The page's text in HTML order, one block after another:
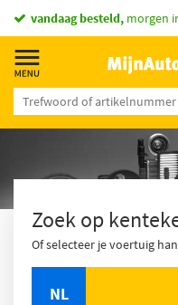
vandaag besteld, morgen
Zoek op
Of selecteer je voertuig
NL